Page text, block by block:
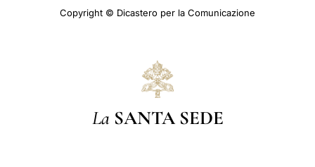
Copyright © Dicastero per la Comunicazione
La SANTA SEDE